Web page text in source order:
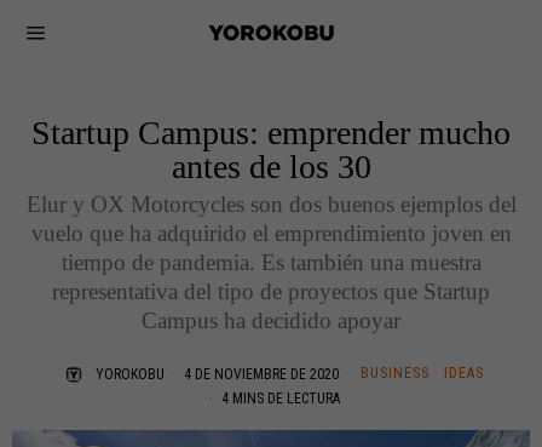
Startup Campus: emprender mucho
antes de los 30
Elur y OX Motorcycles son dos buenos ejemplos del
vuelo que ha adquirido el emprendimiento joven en
tiempo de pandemia. Es también una muestra
representativa del tipo de proyectos que Startup
Campus ha decidido apoyar
YOROKOBU 4 DE NOVIEMBRE DE 2020 BUSINESS ·
IDEAS
4 MINS DE LECTURA